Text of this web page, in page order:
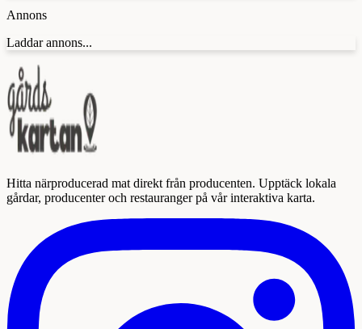
Annons
Laddar annons...
Hitta närproducerad mat direkt från producenten. Upptäck lokala
gårdar, producenter och restauranger på vår interaktiva karta.